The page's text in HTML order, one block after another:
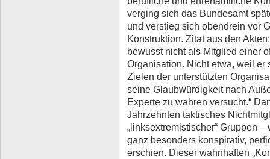
verging sich das Bundesamt
und verstieg sich obendrein vor
Konstruktion. Zitat aus den
bewusst nicht als Mitglied einer
Organisation. Nicht etwa, weil
Zielen der unterstützten
seine Glaubwürdigkeit nach
Experte zu wahren versucht.“
Jahrzehnten taktisches
„linksextremistischer“ Gruppen
ganz besonders konspirativ,
erschien. Dieser wahnhaften